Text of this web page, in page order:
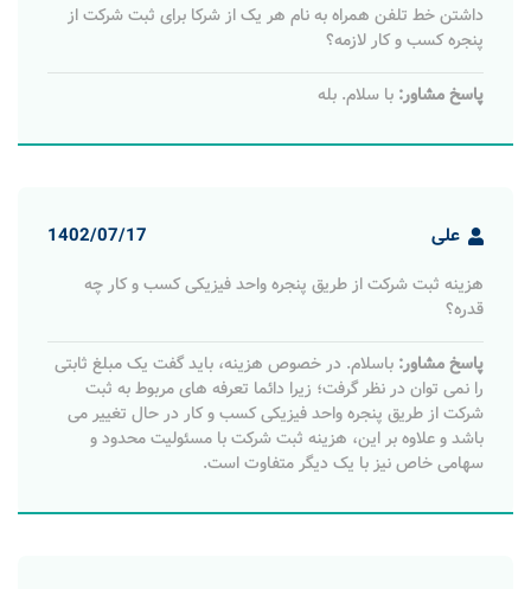
داشتن خط تلفن همراه به نام هر یک از شرکا برای ثبت شرکت از
پنجره کسب و کار لازمه؟
پاسخ مشاور: با سلام. بله
علی 1402/07/17
هزینه ثبت شرکت از طریق پنجره واحد فیزیکی کسب و کار چه
قدره؟
پاسخ مشاور: باسلام. در خصوص هزینه، باید گفت یک مبلغ ثابتی
را نمی توان در نظر گرفت؛ زیرا دائما تعرفه های مربوط به ثبت
شرکت از طریق پنجره واحد فیزیکی کسب و کار در حال تغییر می
باشد و علاوه بر این، هزینه ثبت شرکت با مسئولیت محدود و
سهامی خاص نیز با یک دیگر متفاوت است.